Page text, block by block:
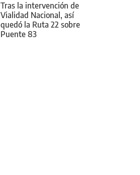
Tras la intervención de
Vialidad Nacional, así
quedó la Ruta 22 sobre
Puente 83